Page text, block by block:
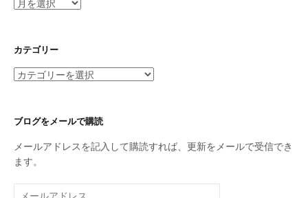
ア
イ
カテゴリー
カ
リ
ブログをメールで購読
メールアドレスを記入して購読すれば、更新をメールで受信でき
ます。